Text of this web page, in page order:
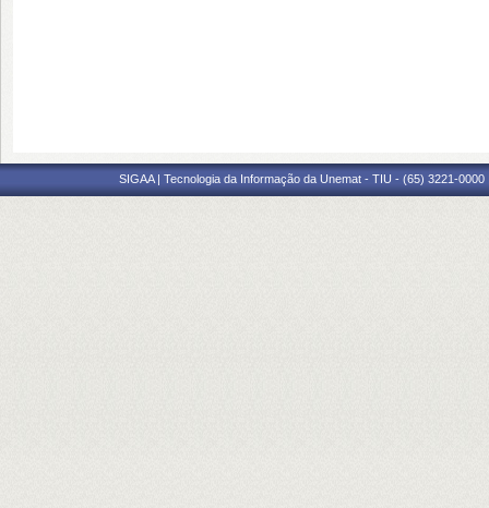
SIGAA | Tecnologia da Informação da Unemat - TIU - (65) 3221-